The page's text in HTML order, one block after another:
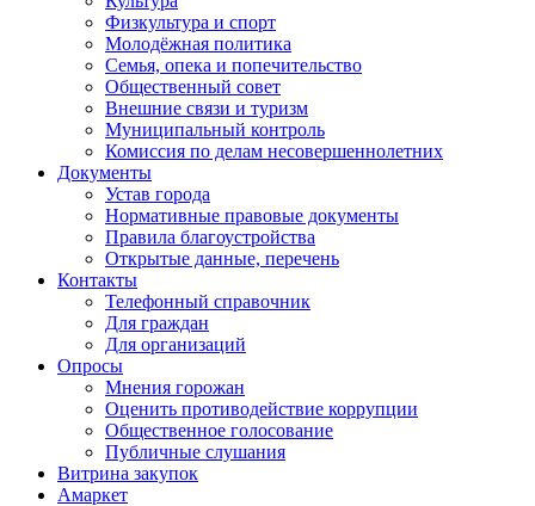
Физкультура и спорт
Молодёжная политика
Семья, опека и попечительство
Общественный совет
Внешние связи и туризм
Муниципальный контроль
Комиссия по делам несовершеннолетних
Документы
Устав города
Нормативные правовые документы
Правила благоустройства
Открытые данные, перечень
Контакты
Телефонный справочник
Для граждан
Для организаций
Опросы
Мнения горожан
Оценить противодействие коррупции
Общественное голосование
Публичные слушания
Витрина закупок
Амаркет